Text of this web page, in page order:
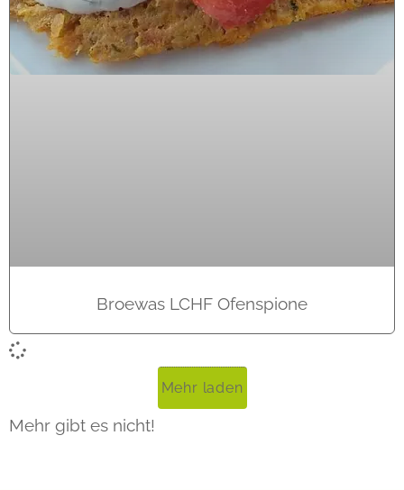
Broewas LCHF Ofenspione
Mehr laden
Mehr gibt es nicht!